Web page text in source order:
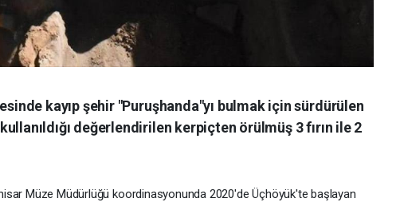
kayıp şehir "Puruşhanda"yı bulmak için sürdürülen
değerlendirilen kerpiçten örülmüş 3 fırın ile 2
Müze Müdürlüğü koordinasyonunda 2020'de Üçhöyük'te başlayan